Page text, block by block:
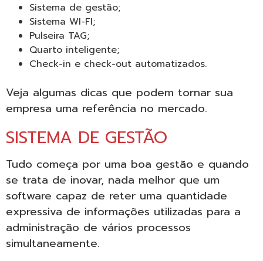
Sistema de gestão;
Sistema WI-FI;
Pulseira TAG;
Quarto inteligente;
Check-in e check-out automatizados.
Veja algumas dicas que podem tornar sua
empresa uma referência no mercado.
SISTEMA DE GESTÃO
Tudo começa por uma boa gestão e quando
se trata de inovar, nada melhor que um
software capaz de reter uma quantidade
expressiva de informações utilizadas para a
administração de vários processos
simultaneamente.